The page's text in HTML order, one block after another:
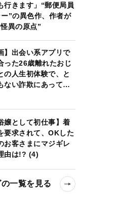
行きます」“郵便局員
”の異色作、作者が
異の原点”
】出会い系アプリで
った26歳離れたおじ
の人生初体験で、と
ない詐欺にあって…
嬢として初仕事】着
要求されて、OKした
お客さまにマジギレ
由は!? (4)
一覧を見る